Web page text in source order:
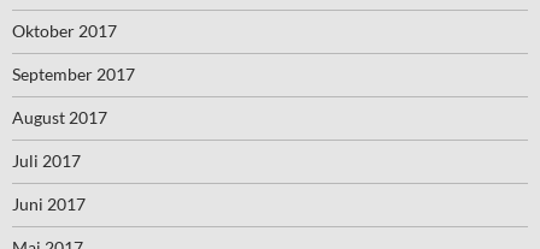
Oktober 2017
September 2017
August 2017
Juli 2017
Juni 2017